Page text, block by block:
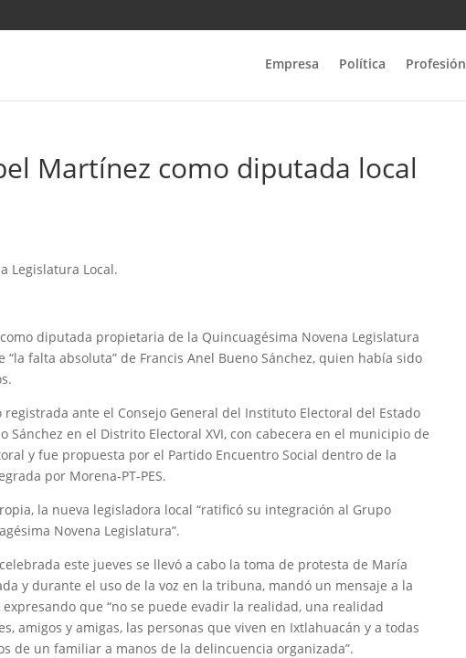
Empresa Política Profesión
Martínez como diputada local
Legislatura Local.
diputada propietaria de la Quincuagésima Novena Legislatura
“la falta absoluta” de Francis Anel Bueno Sánchez, quien había sido
ante el Consejo General del Instituto Electoral del Estado
Sánchez en el Distrito Electoral XVI, con cabecera en el municipio de
y fue propuesta por el Partido Encuentro Social dentro de la
por Morena-PT-PES.
la nueva legisladora local “ratificó su integración al Grupo
Novena Legislatura”.
este jueves se llevó a cabo la toma de protesta de María
y durante el uso de la voz en la tribuna, mandó un mensaje a la
que “no se puede evadir la realidad, una realidad
amigos y amigas, las personas que viven en Ixtlahuacán y a todas
de un familiar a manos de la delincuencia organizada”.